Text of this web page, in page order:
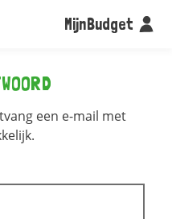
MijnBudget
een e-mail met